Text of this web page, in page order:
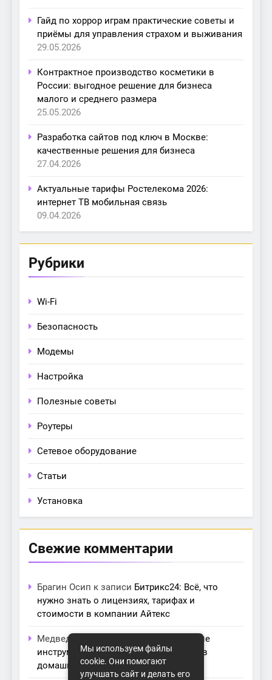
Гайд по хоррор играм практические советы и
приёмы для управления страхом и выживания
29.05.2026
Контрактное производство косметики в
России: выгодное решение для бизнеса
малого и среднего размера
25.05.2026
Разработка сайтов под ключ в Москве:
качественные решения для бизнеса
27.04.2026
Актуальные тарифы Ростелекома 2026:
интернет ТВ мобильная связь
09.04.2026
Рубрики
Wi-Fi
Безопасность
Модемы
Настройка
Полезные советы
Роутеры
Сетевое оборудование
Статьи
Установка
Свежие комментарии
Брагин Осип к записи Битрикс24: Всё, что
нужно знать о лицензиях, тарифах и
стоимости в компании Айтекс
Медведева Амалия
Основные
инструменты для создания серверов в
домашних условиях
Мы используем файлы
cookie. Они помогают
улучшать сайт и делать его